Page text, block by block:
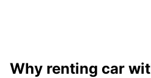
Why renting car